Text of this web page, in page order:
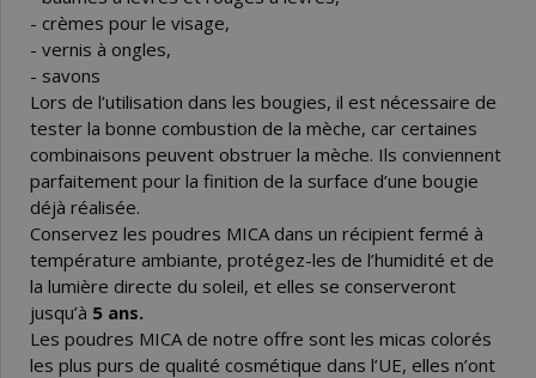
- crèmes pour le visage,
- vernis à ongles,
- savons
Lors de l’utilisation dans les bougies, il est nécessaire de
tester la bonne combustion de la mèche, car certaines
combinaisons peuvent obstruer la mèche. Ils conviennent
parfaitement pour la finition de la surface d’une bougie
déjà réalisée.
Conservez les poudres MICA dans un récipient fermé à
température ambiante, protégez-les de l’humidité et de
la lumière directe du soleil, et elles se conserveront
jusqu’à 5 ans.
Les poudres MICA de notre offre sont les micas colorés
les plus purs de qualité cosmétique dans l’UE, elles n’ont